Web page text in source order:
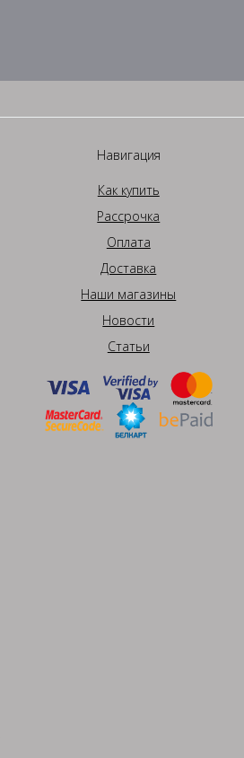
Навигация
Как купить
Рассрочка
Оплата
Доставка
Наши магазины
Новости
Статьи